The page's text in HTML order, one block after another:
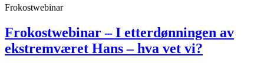
Frokostwebinar
Frokostwebinar – I etterdønningen av
ekstremværet Hans – hva vet vi?